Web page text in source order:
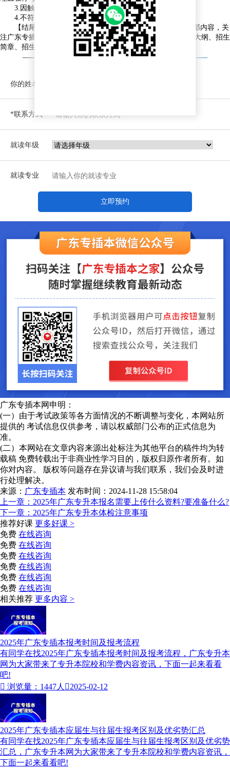
3.因触犯刑律已被有关部门采取强制措施或正在服刑者。
4.不符合报考条件的其他人员。
【结尾】以上就是“2025年广东专升本招生对象解读”的全部内容，关
注广东专插本网(www.lykjzc.cn/)，获取2025年广东专插本考试大纲、招生
简章、招生计划等内容，助各位同学成功上岸!
—— 没找你想要的专升本资讯？预约免费咨询 ——
你的姓名
*联系方式
就读年级
就读专业
立即预约
广东专插本网申明：
(一）由于考试政策等各方面情况的不断调整与变化，本网站所
提供的 考试信息仅供参考，请以权威部门公布的正式信息为
准。
(二）本网站在文章内容来源出处标注为其他平台的稿件均为转
载稿 免费转载出于非商业性学习目的，版权归原作者所有。如
你对内容。 版权等问题存在异议请与我们联系，我们会及时进
行处理解决。
来源： 广东专插本 发布时间：2024-11-28 15:58:04
上一章： 2025年广东专升本报名需要上传什么资料?要准备什么?
下一章： 2025年广东专升本体检注意事项
推荐好课 更多好课 >
免费 在线咨询
免费 在线咨询
免费 在线咨询
免费 在线咨询
免费 在线咨询
免费 在线咨询
相关推荐 更多内容 >
2025年广东专插本报考时间及报考流程
有同学在找2025年广东专插本报考时间及报考流程，广东专升本
网为大家带来了专升本院校和学费内容资讯，下面一起来看看
吧!
 浏览量：1447人 2025-02-12
2025年广东专插本应届生与往届生报考区别及优劣势汇总
有同学在找2025年广东专插本应届生与往届生报考区别及优劣势
汇总，广东专升本网为大家带来了专升本院校和学费内容资讯，
下面一起来看看吧!